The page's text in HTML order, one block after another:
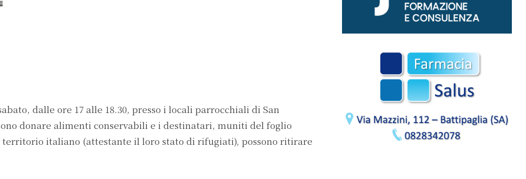
dalle ore 17 alle 18.30, presso i locali parrocchiali di San
donare alimenti conservabili e i destinatari, muniti del foglio
italiano (attestante il loro stato di rifugiati), possono ritirare